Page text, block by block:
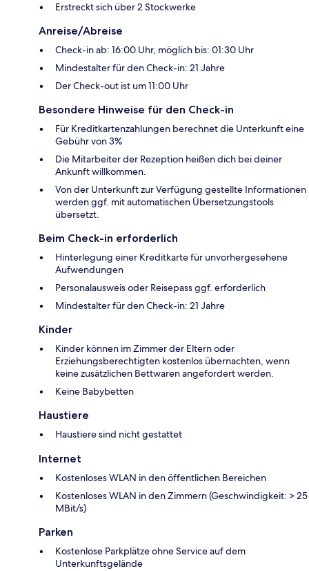
Erstreckt sich über 2 Stockwerke
Anreise/Abreise
Check-in ab: 16:00 Uhr, möglich bis: 01:30 Uhr
Mindestalter für den Check-in: 21 Jahre
Der Check-out ist um 11:00 Uhr
Besondere Hinweise für den Check-in
Für Kreditkartenzahlungen berechnet die Unterkunft eine
Gebühr von 3%
Die Mitarbeiter der Rezeption heißen dich bei deiner
Ankunft willkommen.
Von der Unterkunft zur Verfügung gestellte Informationen
werden ggf. mit automatischen Übersetzungstools
übersetzt.
Beim Check-in erforderlich
Hinterlegung einer Kreditkarte für unvorhergesehene
Aufwendungen
Personalausweis oder Reisepass ggf. erforderlich
Mindestalter für den Check-in: 21 Jahre
Kinder
Kinder können im Zimmer der Eltern oder
Erziehungsberechtigten kostenlos übernachten, wenn
keine zusätzlichen Bettwaren angefordert werden.
Keine Babybetten
Haustiere
Haustiere sind nicht gestattet
Internet
Kostenloses WLAN in den öffentlichen Bereichen
Kostenloses WLAN in den Zimmern (Geschwindigkeit: > 25
MBit/s)
Parken
Kostenlose Parkplätze ohne Service auf dem
Unterkunftsgelände